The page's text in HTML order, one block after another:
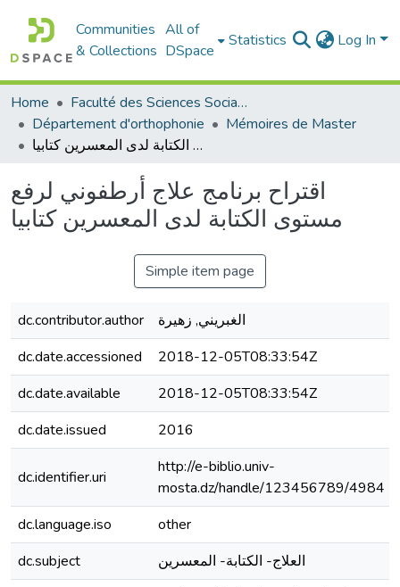
Communities
& Collections
All of
DSpace
Statistics Log In
Home
Faculté des Sciences Sociales
Département d'orthophonie
Mémoires de Master
اقتراح برنامج علاج أرطفوني لرفع مستوى الكتابة لدى المعسرين كتابيا
اقتراح برنامج علاج أرطفوني لرفع
مستوى الكتابة لدى المعسرين كتابيا
Simple item page
dc.contributor.author
الغبريني, زهيرة
dc.date.accessioned
2018-12-05T08:33:54Z
dc.date.available
2018-12-05T08:33:54Z
dc.date.issued
2016
dc.identifier.uri
http://e-biblio.univ-
mosta.dz/handle/123456789/4984
dc.language.iso
other
dc.subject
العلاج- الكتابة- المعسرين